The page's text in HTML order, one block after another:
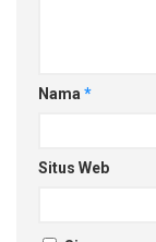
Nama*
Situs Web